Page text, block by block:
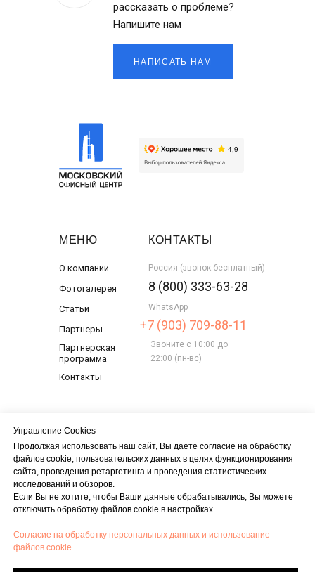
Управление Cookies
Продолжая использовать наш сайт, Вы даете согласие на обработку
файлов cookie, пользовательских данных в целях функционирования
сайта, проведения ретаргетинга и проведения статистических
исследований и обзоров.
Если Вы не хотите, чтобы Ваши данные обрабатывались, Вы можете
отключить обработку файлов cookie в настройках.
Согласие на обработку персональных данных и использование
файлов cookie
рассказать о проблеме?
Напишите нам
НАПИСАТЬ НАМ
КОНТАКТЫ
МЕНЮ
СОЦСЕТИ
О компании
Фотогалерея
Статьи
Партнеры
Партнерская
программа
Контакты
8 (800) 333-63-28
Россия (звонок бесплатный)
Звоните с 10:00 до
22:00 (пн-вс)
Россия, 123112, г. Москва, Пресненская
набережная, д. 12, оф. 82. Башня Федерация
"Запад"
© 2013 - 2025 "МОЦ"
WhatsApp
+7 (903) 709-88-11